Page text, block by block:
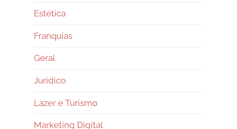
Estética
Franquias
Geral
Juridico
Lazer e Turismo
Marketing Digital